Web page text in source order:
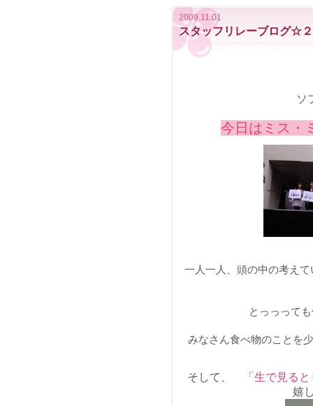
2009.11.01
スタッフリレーブログ☆
ソ
今日はミス・
一人一人、頭の中の考え
とっっって
みなさん食べ物のことを
そして、
「生で見る
嬉